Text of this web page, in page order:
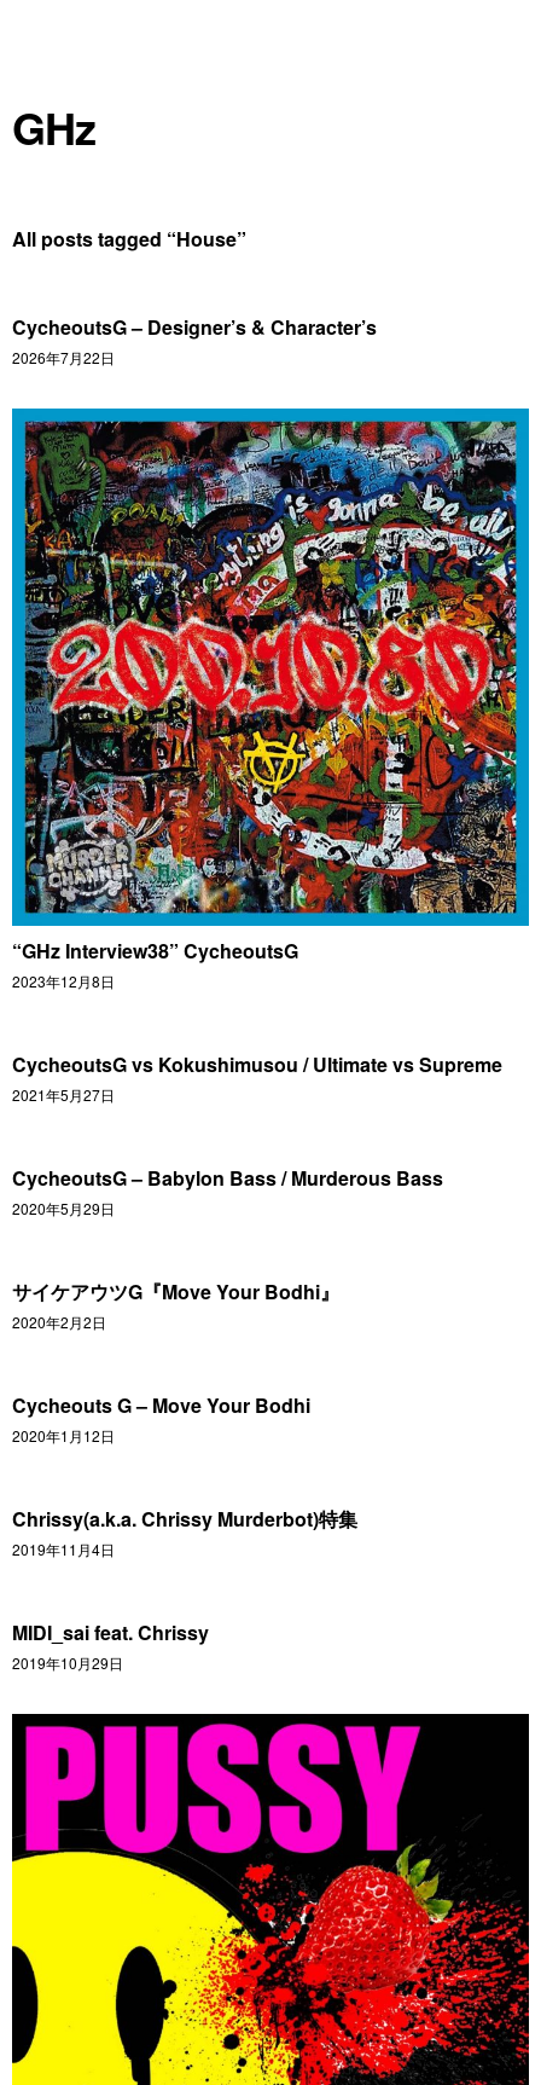
GHz
All posts tagged “House”
CycheoutsG – Designer’s & Character’s
2026年7月22日
“GHz Interview38” CycheoutsG
2023年12月8日
CycheoutsG vs Kokushimusou / Ultimate vs Supreme
2021年5月27日
CycheoutsG – Babylon Bass / Murderous Bass
2020年5月29日
サイケアウツG『Move Your Bodhi』
2020年2月2日
Cycheouts G – Move Your Bodhi
2020年1月12日
Chrissy(a.k.a. Chrissy Murderbot)特集
2019年11月4日
MIDI_sai feat. Chrissy
2019年10月29日